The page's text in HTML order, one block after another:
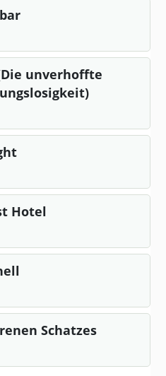
unverhoffte
Hotel
Schatzes